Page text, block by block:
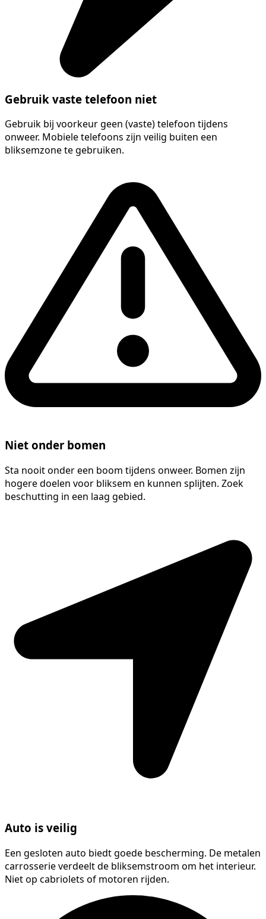
Gebruik vaste telefoon niet
Gebruik bij voorkeur geen (vaste) telefoon tijdens
onweer. Mobiele telefoons zijn veilig buiten een
bliksemzone te gebruiken.
Niet onder bomen
Sta nooit onder een boom tijdens onweer. Bomen zijn
hogere doelen voor bliksem en kunnen splijten. Zoek
beschutting in een laag gebied.
Auto is veilig
Een gesloten auto biedt goede bescherming. De metalen
carrosserie verdeelt de bliksemstroom om het interieur.
Niet op cabriolets of motoren rijden.